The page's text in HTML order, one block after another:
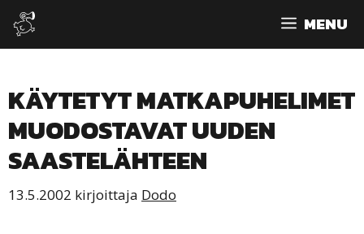
Siirry
sisältöön
MENU
KÄYTETYT MATKAPUHELIMET
MUODOSTAVAT UUDEN
SAASTELÄHTEEN
13.5.2002 kirjoittaja Dodo